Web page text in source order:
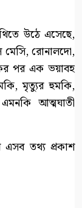
উঠে এসেছে,
মেসি, রোনালদো,
পর এক ভয়াবহ
মৃত্যুর হুমকি,
আত্মঘাতী
তথ্য প্রকাশ